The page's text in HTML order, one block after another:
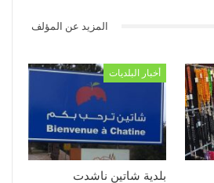
المزيد عن المؤلف
أخبار البلديات
بلدية شاتين ناشدت